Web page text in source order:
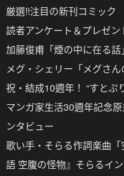
厳選!!注目の新刊コミック
読者アンケート＆プレゼン
加藤俊甫「煙の中に在る話」
メグ・シェリー「メグさん
祝・結成10週年！ “すとぷ
マンガ家生活30週年記念
ンタビュー
歌い手・そらる作詞楽曲
語 空腹の怪物』そらるイ